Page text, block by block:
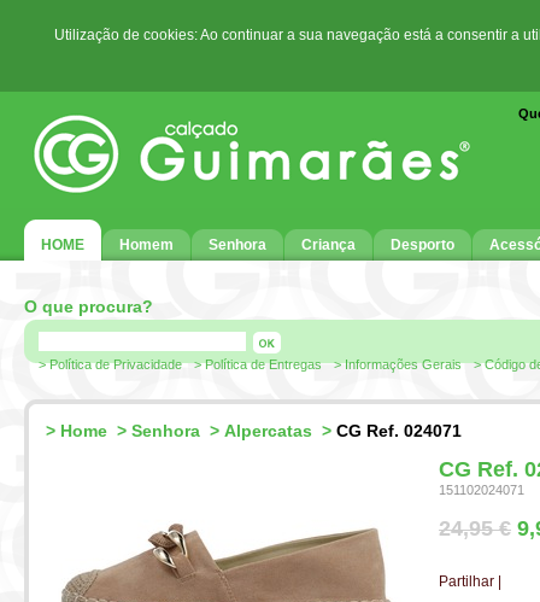
Utilização de cookies: Ao continuar a sua navegação está a consentir a
HOME Homem Senhora Criança Desporto
O que procura?
> Política de Privacidade > Política de Entregas > Informações Gerais > Código
> Home > Senhora > Alpercatas > CG Ref. 024071
CG Ref.
151102024071
24,95 €
Partilhar